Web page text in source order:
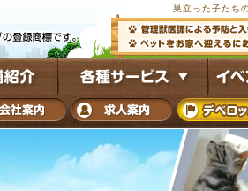
巣立った子たち